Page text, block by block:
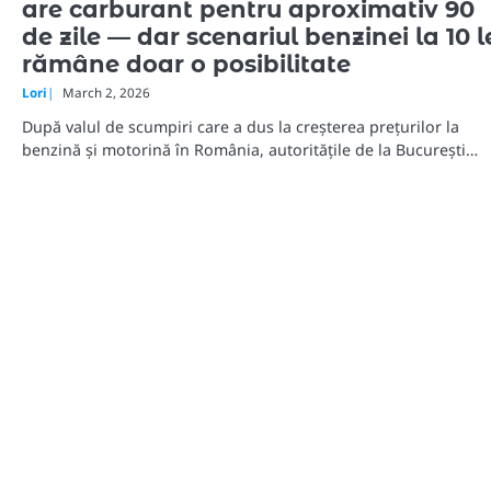
are carburant pentru aproximativ 90
de zile — dar scenariul benzinei la 10
rămâne doar o posibilitate
Lori March 2, 2026
După valul de scumpiri care a dus la creșterea prețurilor la
benzină și motorină în România, autoritățile de la București…